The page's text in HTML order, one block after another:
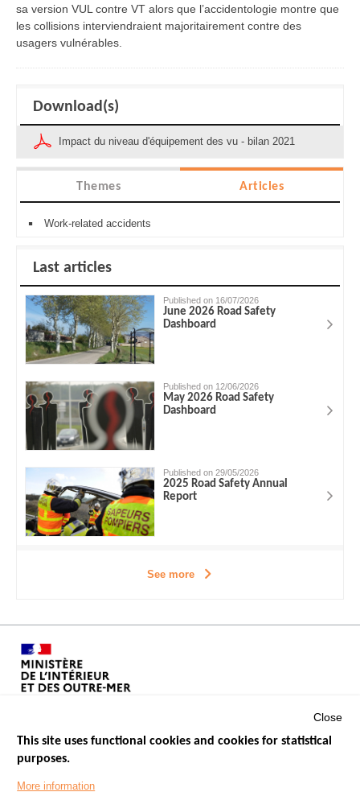
sa version VUL contre VT alors que l’accidentologie montre que
les collisions interviendraient majoritairement contre des
usagers vulnérables.
Download(s)
Impact du niveau d'équipement des vu - bilan 2021
Themes Articles
Work-related accidents
Last articles
Published on 16/07/2026
June 2026 Road Safety
Dashboard
Published on 12/06/2026
May 2026 Road Safety
Dashboard
Published on 29/05/2026
2025 Road Safety Annual
Report
See more
Footer
Close
This site uses functional cookies and cookies for statistical
purposes.
More information